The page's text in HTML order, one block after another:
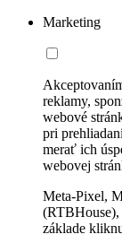
Marketing
reklamy,
webové
pri
merať ich
webovej
Meta-Pixel,
základe